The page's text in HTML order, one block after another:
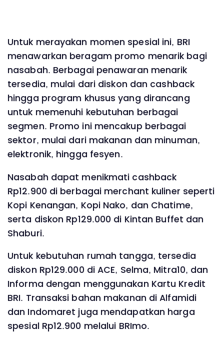
Untuk merayakan momen spesial ini, BRI
menawarkan beragam promo menarik bagi
nasabah. Berbagai penawaran menarik
tersedia, mulai dari diskon dan cashback
hingga program khusus yang dirancang
untuk memenuhi kebutuhan berbagai
segmen. Promo ini mencakup berbagai
sektor, mulai dari makanan dan minuman,
elektronik, hingga fesyen.
Nasabah dapat menikmati cashback
Rp12.900 di berbagai merchant kuliner seperti
Kopi Kenangan, Kopi Nako, dan Chatime,
serta diskon Rp129.000 di Kintan Buffet dan
Shaburi.
Untuk kebutuhan rumah tangga, tersedia
diskon Rp129.000 di ACE, Selma, Mitra10, dan
Informa dengan menggunakan Kartu Kredit
BRI. Transaksi bahan makanan di Alfamidi
dan Indomaret juga mendapatkan harga
spesial Rp12.900 melalui BRImo.